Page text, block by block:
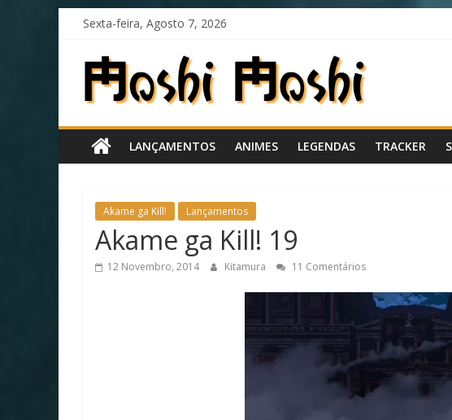
content
Sexta-feira, Agosto 7, 2026
Moshi
Moshi
Subs
fansub
diferente
todos
LANÇAMENTOS ANIMES LEGENDAS TRACKER
Akame ga Kill! Lançamentos
Akame ga Kill! 19
12 Novembro, 2014 Kitamura 11 Comentários